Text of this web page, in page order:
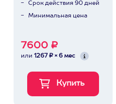
Срок действия 90 дней
Минимальная цена
7600 ₽
или 1267 ₽ × 6 мес